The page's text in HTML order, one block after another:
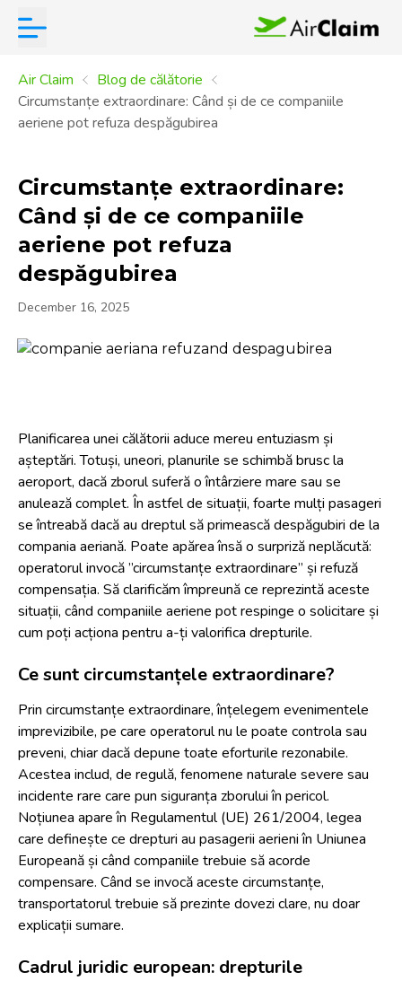
Air Claim
Blog de călătorie
Circumstanțe extraordinare: Când și de ce companiile
aeriene pot refuza despăgubirea
Circumstanțe extraordinare:
Când și de ce companiile
aeriene pot refuza
despăgubirea
December 16, 2025
Planificarea unei călătorii aduce mereu entuziasm și
așteptări. Totuși, uneori, planurile se schimbă brusc la
aeroport, dacă zborul suferă o întârziere mare sau se
anulează complet. În astfel de situații, foarte mulți pasageri
se întreabă dacă au dreptul să primească despăgubiri de la
compania aeriană. Poate apărea însă o surpriză neplăcută:
operatorul invocă ”circumstanțe extraordinare” și refuză
compensația. Să clarificăm împreună ce reprezintă aceste
situații, când companiile aeriene pot respinge o solicitare și
cum poți acționa pentru a-ți valorifica drepturile.
Ce sunt circumstanțele extraordinare?
Prin circumstanțe extraordinare, înțelegem evenimentele
imprevizibile, pe care operatorul nu le poate controla sau
preveni, chiar dacă depune toate eforturile rezonabile.
Acestea includ, de regulă, fenomene naturale severe sau
incidente rare care pun siguranța zborului în pericol.
Noțiunea apare în Regulamentul (UE) 261/2004, legea
care definește ce drepturi au pasagerii aerieni în Uniunea
Europeană și când companiile trebuie să acorde
compensare. Când se invocă aceste circumstanțe,
transportatorul trebuie să prezinte dovezi clare, nu doar
explicații sumare.
Cadrul juridic european: drepturile